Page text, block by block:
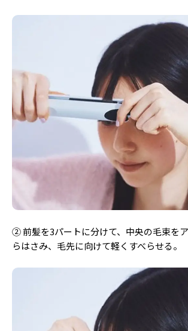
② 前髪を3パートに分けて、中央の毛束を
らはさみ、毛先に向けて軽くすべらせる。